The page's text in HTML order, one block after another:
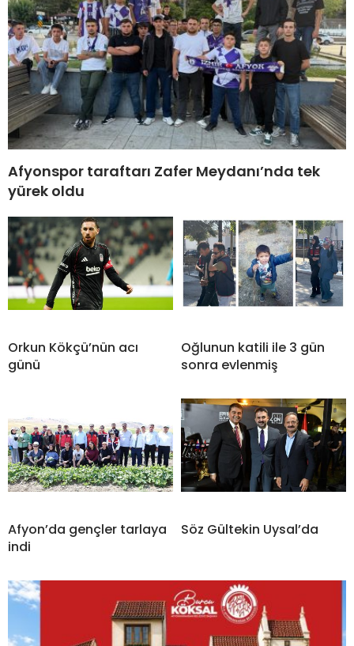
Afyonspor taraftarı Zafer Meydanı’nda tek
yürek oldu
Orkun Kökçü’nün acı
günü
Oğlunun katili ile 3 gün
sonra evlenmiş
Afyon’da gençler tarlaya
indi
Söz Gültekin Uysal’da